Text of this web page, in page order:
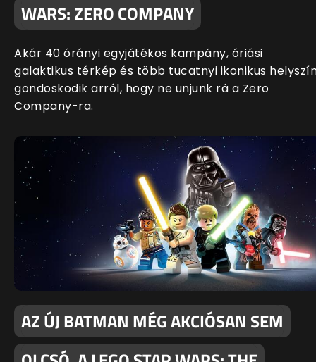
WARS: ZERO COMPANY
Akár 40 órányi egyjátékos kampány, óriási
galaktikus térkép és több tucatnyi ikonikus
gondoskodik arról, hogy ne unjunk rá a Zero
Company-ra.
AZ ÚJ BATMAN MÉG AKCIÓSAN SEM